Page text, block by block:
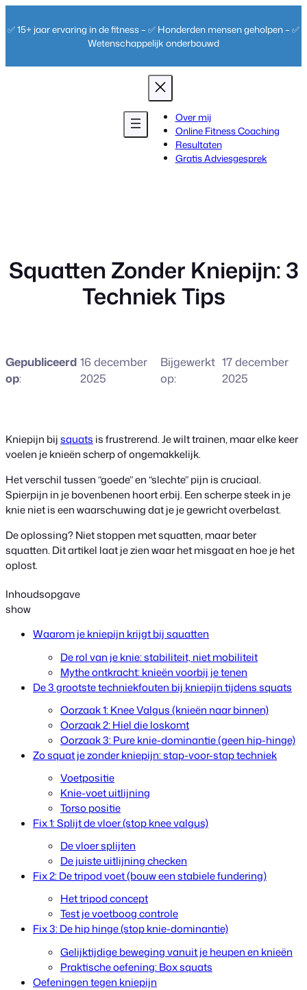
naar
✅ 15+ jaar ervaring in de fitness – ✅ Honderden mensen geholpen – ✅
Wetenschappelijk onderbouwd
Over mij
Online Fitness Coaching
Resultaten
Gratis Adviesgesprek
Squatten Zonder Kniepijn: 3
Techniek Tips
Gepubliceerd
op:
16 december
2025
Bijgewerkt
op:
17 december
2025
Kniepijn bijsquats is frustrerend. Je wilt trainen, maar elke keer
voelen je knieën scherp of ongemakkelijk.
Het verschil tussen “goede” en “slechte” pijn is cruciaal.
Spierpijn in je bovenbenen hoort erbij. Een scherpe steek in je
knie niet is een waarschuwing dat je je gewricht overbelast.
De oplossing? Niet stoppen met squatten, maar beter
squatten. Dit artikel laat je zien waar het misgaat en hoe je het
oplost.
Inhoudsopgave
show
Waarom je kniepijn krijgt bij squatten
De rol van je knie: stabiliteit, niet mobiliteit
Mythe ontkracht: knieën voorbij je tenen
De 3 grootste techniekfouten bij kniepijn tijdens squats
Oorzaak 1: Knee Valgus (knieën naar binnen)
Oorzaak 2: Hiel die loskomt
Oorzaak 3: Pure knie-dominantie (geen hip-hinge)
Zo squat je zonder kniepijn: stap-voor-stap techniek
Voetpositie
Knie-voet uitlijning
Torso positie
Fix 1: Splijt de vloer (stop knee valgus)
De vloer splijten
De juiste uitlijning checken
Fix 2: De tripod voet (bouw een stabiele fundering)
Het tripod concept
Test je voetboog controle
Fix 3: De hip hinge (stop knie-dominantie)
Gelijktijdige beweging vanuit je heupen en knieën
Praktische oefening: Box squats
Oefeningen tegen kniepijn